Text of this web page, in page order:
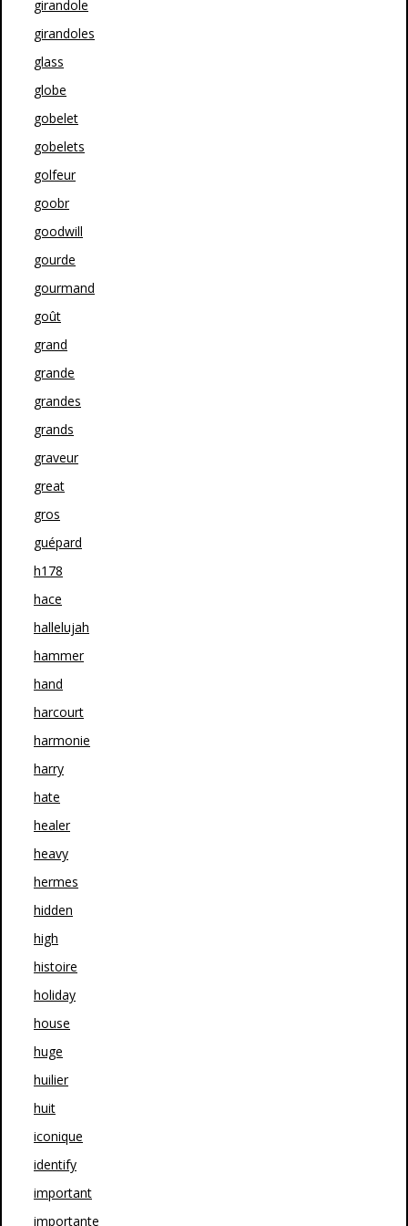
girandole
girandoles
glass
globe
gobelet
gobelets
golfeur
goobr
goodwill
gourde
gourmand
goût
grand
grande
grandes
grands
graveur
great
gros
guépard
h178
hace
hallelujah
hammer
hand
harcourt
harmonie
harry
hate
healer
heavy
hermes
hidden
high
histoire
holiday
house
huge
huilier
huit
iconique
identify
important
importante